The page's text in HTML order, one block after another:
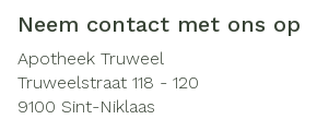
Neem contact met ons op
Apotheek Truweel
Truweelstraat 118 - 120
9100 Sint-Niklaas